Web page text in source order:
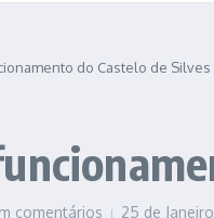
do Castelo de
comentários 25 de